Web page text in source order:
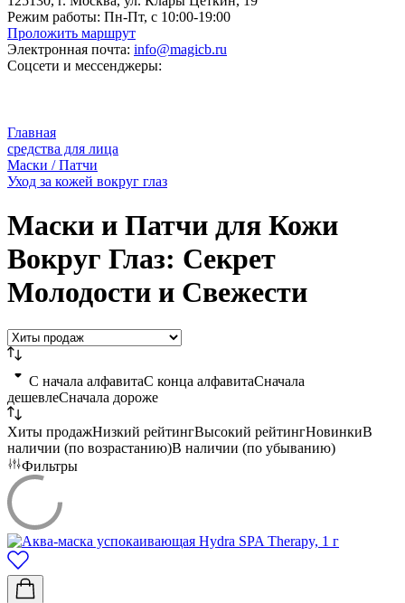
Режим работы: Пн-Пт, с 10:00-19:00
Проложить маршрут
Электронная почта: info@magicb.ru
Соцсети и мессенджеры:
Главная
средства для лица
Маски / Патчи
Уход за кожей вокруг глаз
Маски и Патчи для Кожи
Вокруг Глаз: Секрет
Молодости и Свежести
C начала алфавитаС конца алфавитаСначала
дешевлеСначала дороже
Хиты продажНизкий рейтингВысокий рейтингНовинкиВ
наличии (по возрастанию)В наличии (по убыванию)
Фильтры